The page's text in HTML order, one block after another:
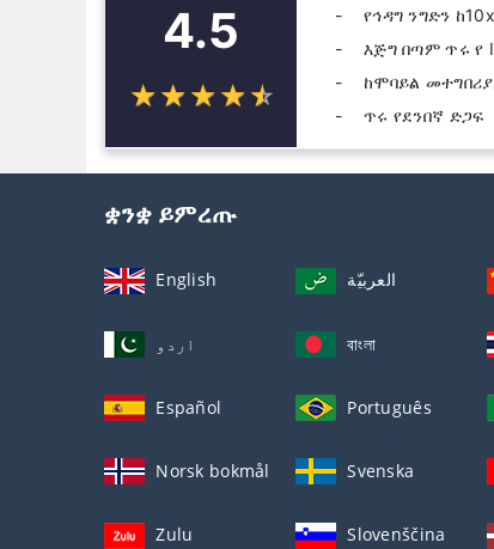
4.5
☆☆☆☆☆
★★★★★
የኅዳግ ንግድን
እጅግ በጣም ጥሩ የ
ከሞባይል
ጥሩ የደንበኛ ድጋፍ
ቋንቋ ይምረጡ
English العربيّة
اردو বাংলা
Español Português
Norsk bokmål Svenska
Zulu Slovenščina